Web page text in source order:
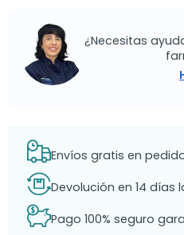
¿Necesitas
Envíos gratis en
Devolución en 14 días
Pago 100% seguro